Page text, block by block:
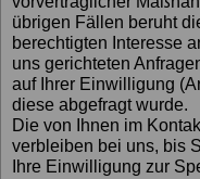
übrigen Fällen beruht
berechtigten Interesse
uns gerichteten
auf Ihrer Einwilligung
diese abgefragt wurde.
Die von Ihnen im
verbleiben bei uns, bis
Ihre Einwilligung zur